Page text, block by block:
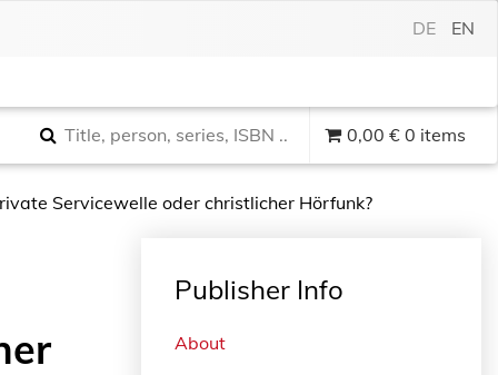
DE EN
0,00 € 0 items
Servicewelle oder christlicher Hörfunk?
Publisher Info
About